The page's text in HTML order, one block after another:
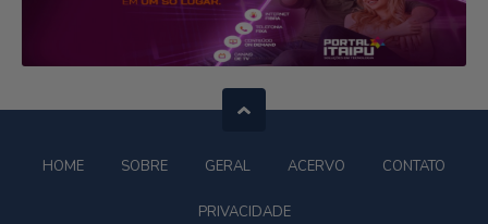
HOME SOBRE GERAL ACERVO CONTATO
PRIVACIDADE